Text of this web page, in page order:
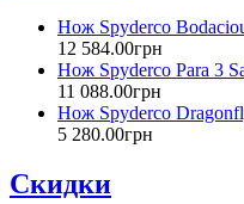
Нож Spyderco
12 584.00грн
Нож Spyderco Para 3
11 088.00грн
Нож Spyderco
5 280.00грн
Скидки